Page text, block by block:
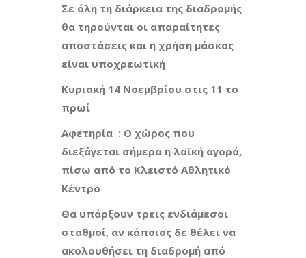
Σε όλη τη διάρκεια της διαδρομής
θα τηρούνται οι απαραίτητες
αποστάσεις και η χρήση μάσκας
είναι υποχρεωτική
Κυριακή 14 Νοεμβρίου στις 11 το
πρωί
Αφετηρία : Ο χώρος που
διεξάγεται σήμερα η λαϊκή αγορά,
πίσω από το Κλειστό Αθλητικό
Κέντρο
Θα υπάρξουν τρεις ενδιάμεσοι
σταθμοί, αν κάποιος δε θέλει να
ακολουθήσει τη διαδρομή από